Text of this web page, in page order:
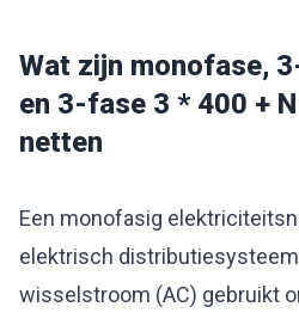
Wat zijn monofase,
en 3-fase 3 * 400 +
netten
Een monofasig
elektrisch
wisselstroom (AC) gebruikt